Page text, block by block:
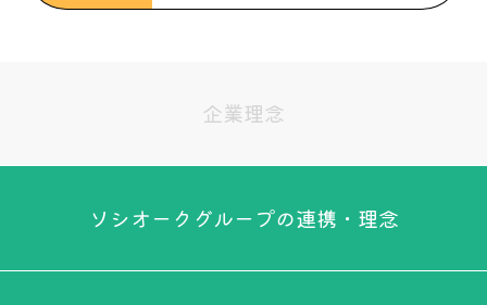
企業理念
ソシオークグループの連携・理念